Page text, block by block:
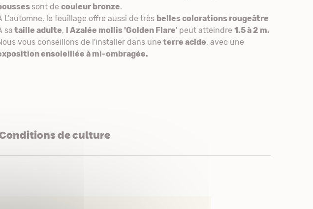
sont de couleur bronze.
L'automne, le feuillage offre aussi de très belles colorations rougeâtre
sa taille adulte, l Azalée mollis 'Golden Flare' peut atteindre 1.5 à 2 m.
vous conseillons de l'installer dans une terre acide, avec une
ensoleillée à mi-ombragée.
de culture